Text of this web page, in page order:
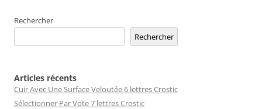
Rechercher
Rechercher
Articles récents
Cuir Avec Une Surface Veloutée 6 lettres Crostic
Sélectionner Par Vote 7 lettres Crostic